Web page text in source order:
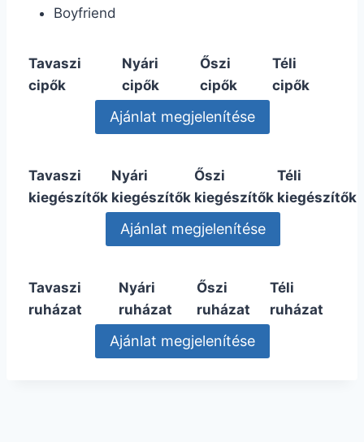
Boyfriend
Tavaszi
cipők
Nyári
cipők
Őszi
cipők
Téli
cipők
Tavaszi
kiegészítők
Nyári
kiegészítők
Őszi
kiegészítők
Téli
kiegészítők
Tavaszi
ruházat
Nyári
ruházat
Őszi
ruházat
Téli
ruházat